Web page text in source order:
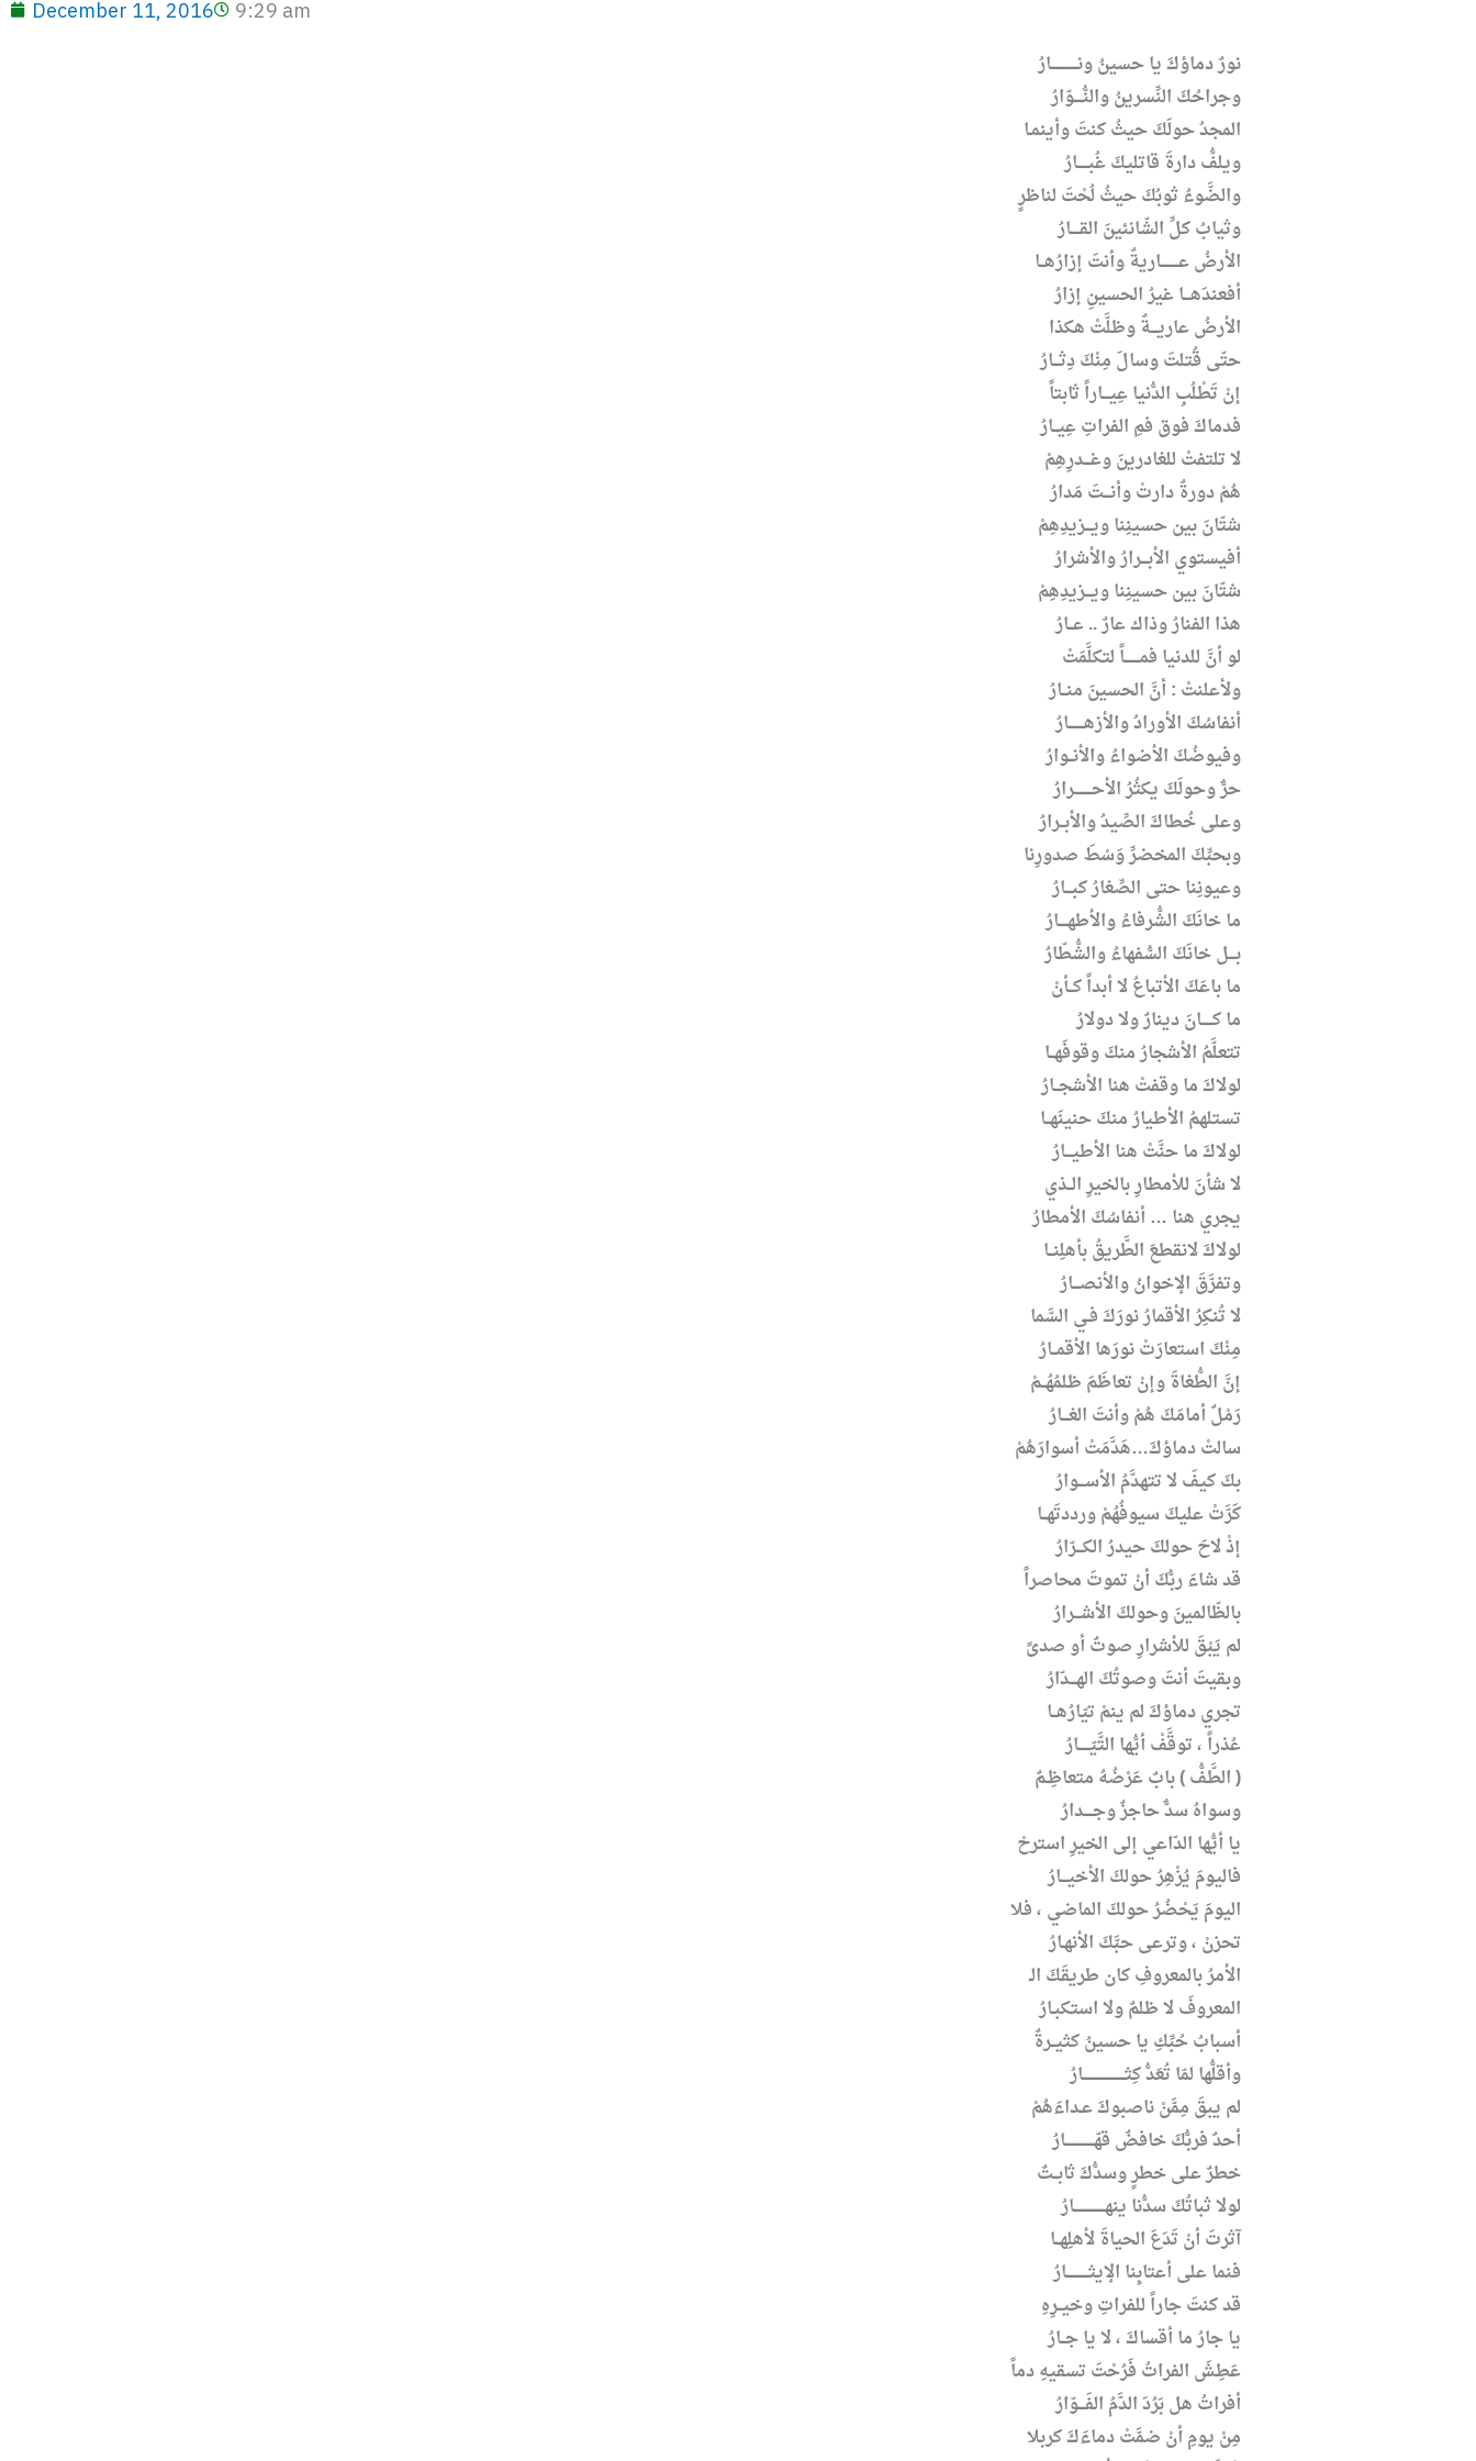
December 11, 2016 9:29 am
نورٌ دماؤكَ يا حسينُ ونــــــــــــارُ
وجراحُكَ النِّسرينُ والنُّــــوّارُ
المجدُ حولَكَ حيثُ كنتَ وأينمـا
ويلفُّ دارةَ قاتليكَ غُبـــــارُ
والضَّوءُ ثوبُكَ حيثُ لُحْتَ لناظرٍ
وثيابُ كلِّ الشّانئينَ القــــارُ
الأرضُ عــــــــاريةٌ وأنتَ إزارُهــا
أفعندَهـــا غيرُ الحسينِ إزارُ
الأرضُ عاريـــةٌ وظلَّتْ هكذا
حتّى قُتلتَ وسالَ مِنْكَ دِثـــارُ
إنْ تَطْلُبِ الدُّنيا عِيـــاراً ثابتاً
فدماكَ فوق فمِ الفراتِ عِيــارُ
لا تلتفتْ للغادرينَ وغـــدرِهِمْ
هُمْ دورةٌ دارتْ وأنـــتَ مَدارُ
شتّانَ بين حسينِنا ويـــزيدِهِمْ
أفيستوي الأبـــرارُ والأشرارُ
شتّانَ بين حسينِنا ويـــزيدِهِمْ
هذا الفنارُ وذاك عارٌ .. عــارُ
لو أنَّ للدنيا فمـــــــاً لتكلَّمَتْ
ولأعلنتْ : أنَّ الحسينَ منــارُ
أنفاسُكَ الأورادُ والأزهـــــــارُ
وفيوضُكَ الأضواءُ والأنــوارُ
حرٌّ وحولَكَ يكثُرُ الأحــــــــرارُ
وعلى خُطاكَ الصِّيدُ والأبــرارُ
وبحبِّكَ المخضرِّ وَسْطَ صدورِنا
وعيونِنا حتى الصِّغارُ كبـــارُ
ما خانَكَ الشُّرفاءُ والأطهــــارُ
بـــل خانَكَ السُّفهاءُ والشُّطّارُ
ما باعَكَ الأتباعُ لا أبداً كــأنْ
ما كـــــانَ دينارٌ ولا دولارُ
تتعلَّمُ الأشجارُ منكَ وقوفَهــا
لولاكَ ما وقفتْ هنا الأشجــارُ
تستلهمُ الأطيارُ منكَ حنينَهــا
لولاكَ ما حنَّتْ هنا الأطيـــارُ
لا شأنَ للأمطارِ بالخيرِ الــذي
يجري هنا … أنفاسُكَ الأمطارُ
لولاكَ لانقطعَ الطَّريقُ بأهلِنــا
وتفرَّقَ الإخوانُ والأنصـــارُ
لا تُنكِرُ الأقمارُ نورَكَ فـي السَّما
مِنْكَ استعارَتْ نورَها الأقمــارُ
إنَّ الطُّغاةَ وإنْ تعاظَمَ ظلمُهُــمْ
رَمْلٌ أمامَكَ هُمْ وأنتَ الغـــارُ
سالتْ دماؤكَ…هَدَّمَتْ أسوارَهُمْ
بكَ كيفَ لا تتهدَّمُ الأســـوارُ
كَرَّتْ عليكَ سيوفُهُمْ ورددتَهــا
إذْ لاحَ حولكَ حيدرُ الكـــرّارُ
قد شاءَ ربُّكَ أنْ تموتَ محاصراً
بالظّالمينَ وحولكَ الأشـــرارُ
لم يَبْقَ للأشرارِ صوتٌ أو صدىً
وبقيتَ أنتَ وصوتُكَ الهـــدّارُ
تجري دماؤكَ لم ينمْ تيّارُهــا
عُذراً ، توقَّفْ أيُّها التَّيّـــــارُ
( الطَّفُّ ) بابٌ عَرْضُهُ متعاظِـمٌ
وسواهُ سدٌّ حاجزٌ وجــــدارُ
يا أيُّها الدّاعي إلى الخيرِ استرحْ
فاليومَ يُزْهِرُ حولكَ الأخيـــارُ
اليومَ يَحْضُرُ حولكَ الماضي ، فلا
تحزنْ ، وترعى حبَّكَ الأنهـارُ
الأمرُ بالمعروفِ كان طريقَكَ الـ
المعروفَ لا ظلمٌ ولا استكبـارُ
أسبابُ حُبِّكِ يا حسينُ كثيــرةٌ
وأقلُّها لمّا تُعَدُّ كِثـــــــــــــــــــارُ
لم يبقَ مِمَّنْ ناصبوكَ عـداءَهُمْ
أحدٌ فربُّكَ خافضٌ قهّـــــــــــــارُ
خطرٌ على خطرٍ وسدُّكَ ثابــتٌ
لولا ثباتُكَ سدُّنا ينهــــــــــــــارُ
آثرتَ أنْ تَدَعَ الحياةَ لأهلِهــا
فنما على أعتابِنا الإيثــــــــــارُ
قد كنتَ جاراً للفراتِ وخيــرِهِ
يا جارُ ما أقساكَ ، لا يا جــارُ
عَطِشَ الفراتُ فَرُحْتَ تسقيهِ دماً
أفراتُ هل بَرُدَ الدَّمُ الفَـــوّارُ
مِنْ يومِ أنْ ضمَّتْ دماءَكَ كربلا